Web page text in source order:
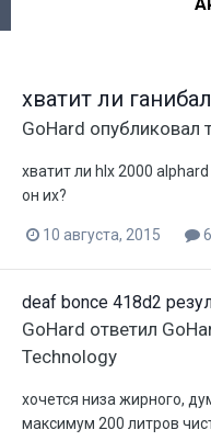
хватит ли
GoHard опубликовал
хватит ли hlx 2000
он их?
10 августа, 2015
deaf bonce 418d2
GoHard ответил
Technology
хочется низа жирного,
максимум 200 литров